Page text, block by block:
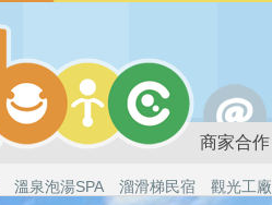
商家合作
溫泉泡湯SPA 溜滑梯民宿 觀光工廠